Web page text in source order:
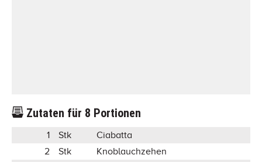
Zutaten für 8 Portionen
1 Stk
Ciabatta
2
Stk
Knoblauchzehen